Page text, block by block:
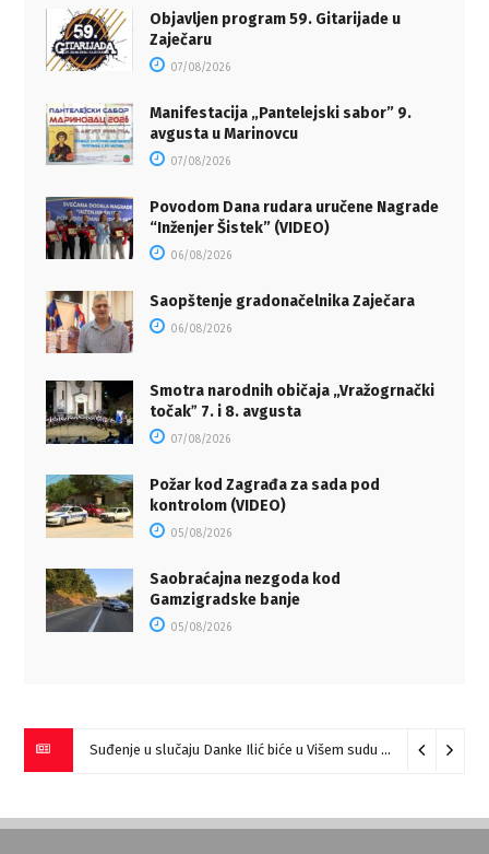
Objavljen program 59. Gitarijade u
Zaječaru
07/08/2026
Manifestacija „Pantelejski sabor” 9.
avgusta u Marinovcu
07/08/2026
Povodom Dana rudara uručene Nagrade
“Inženjer Šistek” (VIDEO)
06/08/2026
Saopštenje gradonačelnika Zaječara
06/08/2026
Smotra narodnih običaja „Vražogrnački
točakˮ 7. i 8. avgusta
07/08/2026
Požar kod Zagrađa za sada pod
kontrolom (VIDEO)
05/08/2026
Saobraćajna nezgoda kod
Gamzigradske banje
05/08/2026
Suđenje u slučaju Danke Ilić biće u Višem sudu u Negotinu?